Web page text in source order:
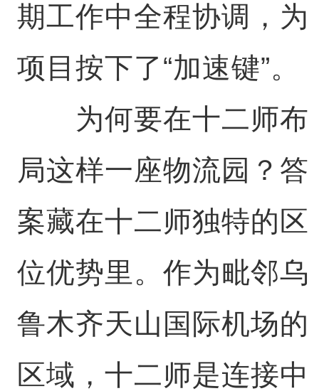
期工作中全程协调，为
项目按下了“加速键”。
为何要在十二师布
局这样一座物流园？答
案藏在十二师独特的区
位优势里。作为毗邻乌
鲁木齐天山国际机场的
区域，十二师是连接中